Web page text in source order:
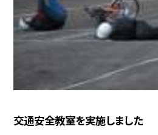
交通安全教室を実施しました